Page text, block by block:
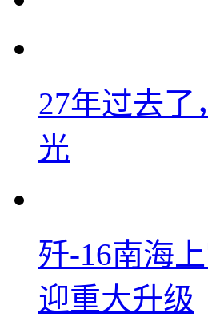
27年过去了
光
歼-16南海
迎重大升级